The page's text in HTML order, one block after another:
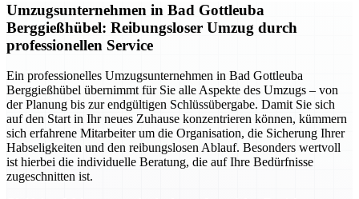
Umzugsunternehmen in Bad Gottleuba
Berggießhübel: Reibungsloser Umzug durch
professionellen Service
Ein professionelles Umzugsunternehmen in Bad Gottleuba
Berggießhübel übernimmt für Sie alle Aspekte des Umzugs – von
der Planung bis zur endgültigen Schlüssübergabe. Damit Sie sich
auf den Start in Ihr neues Zuhause konzentrieren können, kümmern
sich erfahrene Mitarbeiter um die Organisation, die Sicherung Ihrer
Habseligkeiten und den reibungslosen Ablauf. Besonders wertvoll
ist hierbei die individuelle Beratung, die auf Ihre Bedürfnisse
zugeschnitten ist.